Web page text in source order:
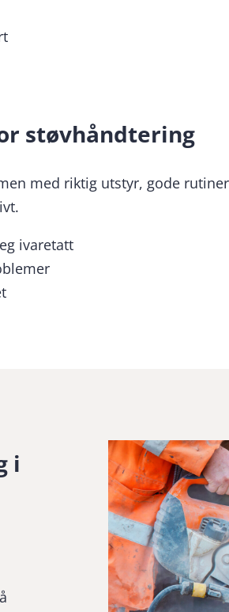
støvhåndtering
med riktig utstyr, gode
ivaretatt
i